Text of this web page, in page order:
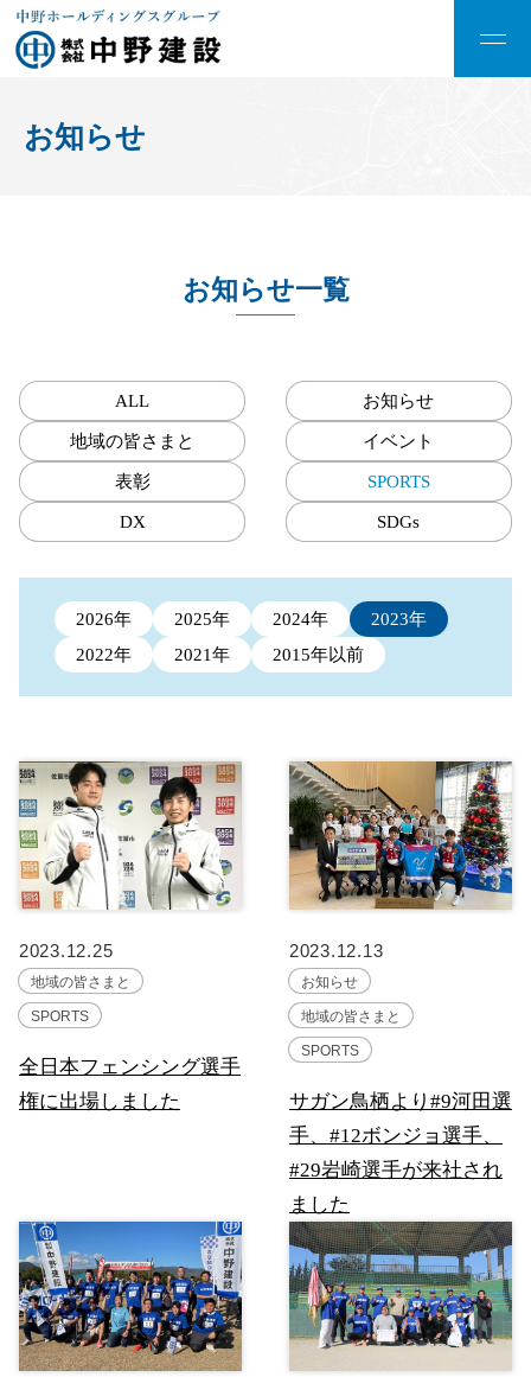
お知らせ
お知らせ一覧
ALL お知らせ
地域の皆さまと イベント
表彰 SPORTS
DX SDGs
2026年 2025年 2024年
2023年
2022年
2021年 2015年以前
2023.12.25
地域の皆さまと
SPORTS
全日本フェンシング選手
権に出場しました
2023.12.13
お知らせ
地域の皆さまと
SPORTS
サガン鳥栖より#9河田選
手、#12ボンジョ選手、
#29岩崎選手が来社され
ました